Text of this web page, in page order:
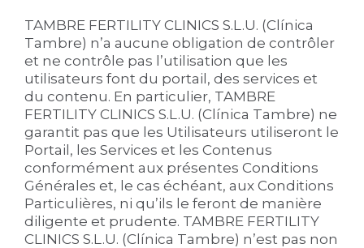
TAMBRE FERTILITY CLINICS S.L.U. (Clínica
Tambre) n’a aucune obligation de contrôler
et ne contrôle pas l’utilisation que les
utilisateurs font du portail, des services et
du contenu. En particulier, TAMBRE
FERTILITY CLINICS S.L.U. (Clínica Tambre) ne
garantit pas que les Utilisateurs utiliseront le
Portail, les Services et les Contenus
conformément aux présentes Conditions
Générales et, le cas échéant, aux Conditions
Particulières, ni qu’ils le feront de manière
diligente et prudente. TAMBRE FERTILITY
CLINICS S.L.U. (Clínica Tambre) n’est pas non